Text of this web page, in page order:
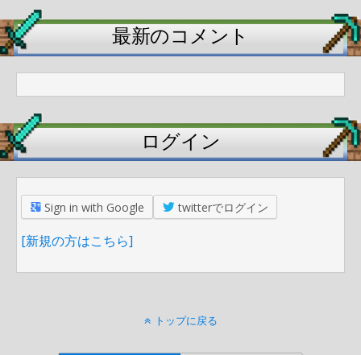
最新のコメント
ログイン
Sign in with Google twitterでログイン
[新規の方はこちら]
トップに戻る